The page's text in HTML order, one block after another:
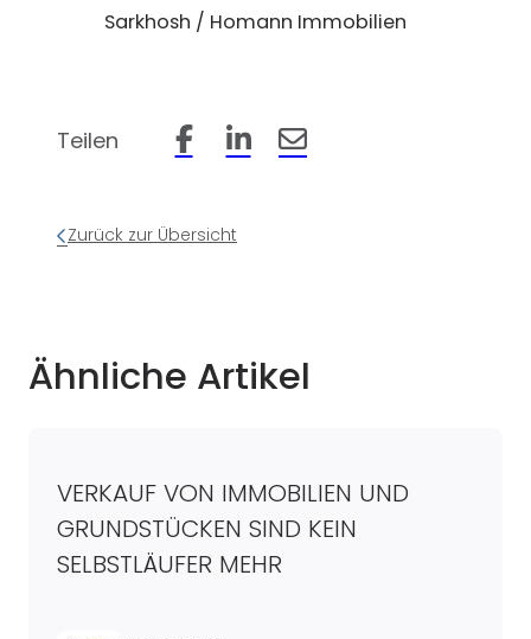
Sarkhosh / Homann Immobilien
Teilen Beitrag auf Facebook teilen
Beitrag auf LinkedIn teilen
Beitrag per Email teilen
Zurück zur Übersicht
Ähnliche Artikel
VERKAUF VON IMMOBILIEN UND
GRUNDSTÜCKEN SIND KEIN
SELBSTLÄUFER MEHR